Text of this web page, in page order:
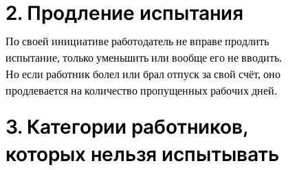
2. Продление испытания
По своей инициативе работодатель не вправе продлить
испытание, только уменьшить или вообще его не вводить.
Но если работник болел или брал отпуск за свой счёт, оно
продлевается на количество пропущенных рабочих дней.
3. Категории работников,
которых нельзя испытывать